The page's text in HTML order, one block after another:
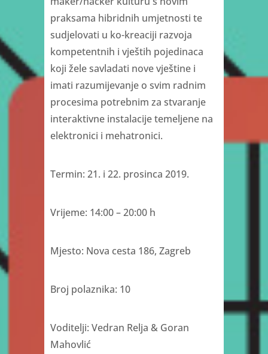
praksama hibridnih umjetnosti te
sudjelovati u ko-kreaciji razvoja
kompetentnih i vještih pojedinaca
koji žele savladati nove vještine i
imati razumijevanje o svim radnim
procesima potrebnim za stvaranje
interaktivne instalacije temeljene na
elektronici i mehatronici.
Termin: 21. i 22. prosinca 2019.
Vrijeme: 14:00 – 20:00 h
Mjesto: Nova cesta 186, Zagreb
Broj polaznika: 10
Voditelji: Vedran Relja & Goran
Mahovlić